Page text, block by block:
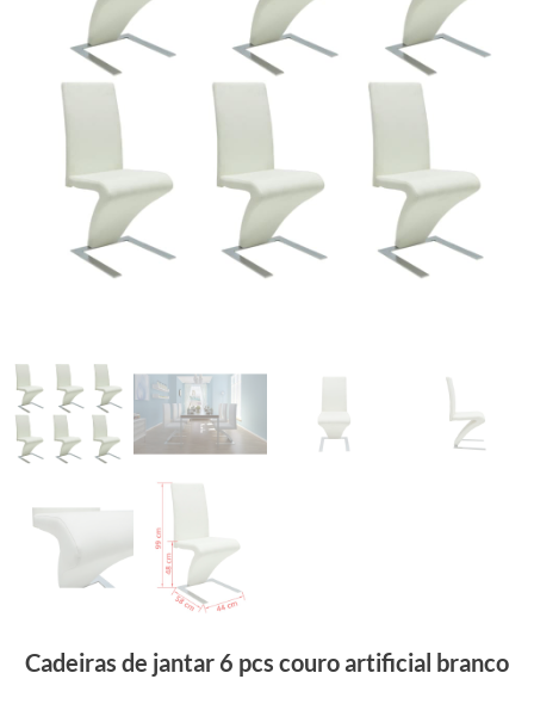
Cadeiras de jantar 6 pcs couro artificial branco